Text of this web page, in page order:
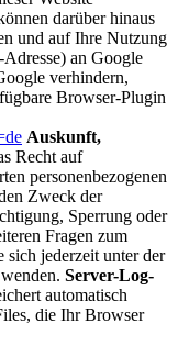
darüber hinaus
und auf Ihre Nutzung
an Google
verhindern,
Browser-Plugin
Auskunft,
Recht auf
personenbezogenen
Zweck der
Sperrung oder
Fragen zum
sich jederzeit unter der
Server-Log-
automatisch
die Ihr Browser